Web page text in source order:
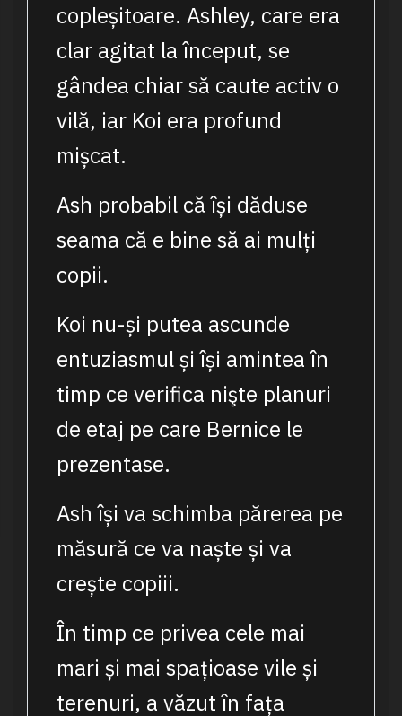
copleșitoare. Ashley, care era
clar agitat la început, se
gândea chiar să caute activ o
vilă, iar Koi era profund
mișcat.
Ash probabil că își dăduse
seama că e bine să ai mulți
copii.
Koi nu-și putea ascunde
entuziasmul și își amintea în
timp ce verifica nişte planuri
de etaj pe care Bernice le
prezentase.
Ash își va schimba părerea pe
măsură ce va naște și va
crește copiii.
În timp ce privea cele mai
mari și mai spațioase vile și
terenuri, a văzut în fața